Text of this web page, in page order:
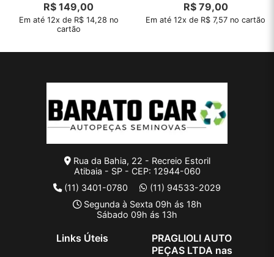
R$ 149,00
Em até 12x de R$ 14,28 no
cartão
R$79,00
Em até 12x de R$ 7,57 no cartão
Rua da Bahia, 22 - Recreio Estoril
Atibaia - SP - CEP: 12944-060
(11) 3401-0780
(11) 94533-2029
Segunda à Sexta 09h ás 18h
Sábado 09h ás 13h
Links Úteis
PRAGLIOLI AUTO
PEÇAS LTDA nas